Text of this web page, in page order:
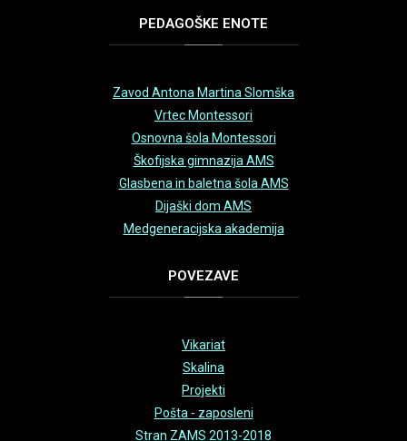
PEDAGOŠKE ENOTE
Zavod Antona Martina Slomška
Vrtec Montessori
Osnovna šola Montessori
Škofijska gimnazija AMS
Glasbena in baletna šola AMS
Dijaški dom AMS
Medgeneracijska akademija
POVEZAVE
Vikariat
Skalina
Projekti
Pošta - zaposleni
Stran ZAMS 2013-2018